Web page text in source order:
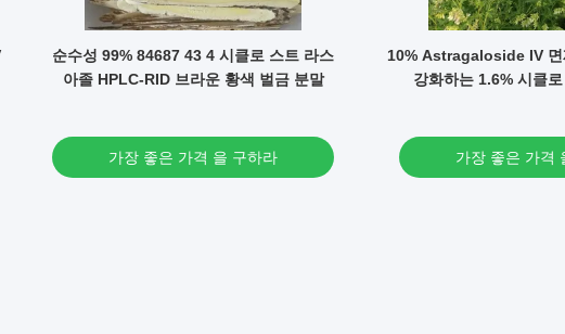
순수성 99% 84687 43 4 시클로 스트 라스
아졸 HPLC-RID 브라운 황색 벌금 분말
가장 좋은 가격 을 구하라
10% Astragaloside IV 면
강화하는 1.6% 시클
가장 좋은 가격